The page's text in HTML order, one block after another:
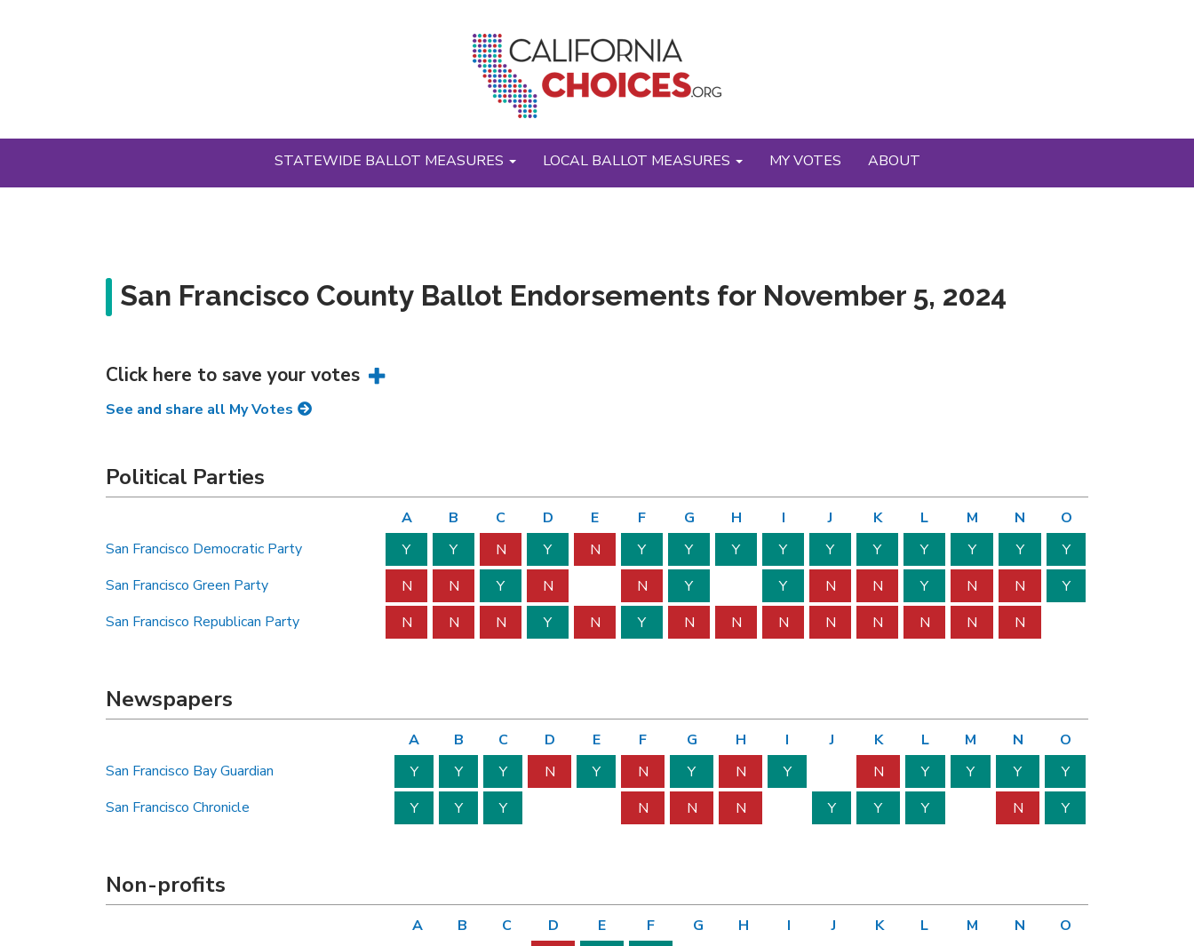
STATEWIDE BALLOT MEASURES LOCAL BALLOT MEASURES MY VOTES ABOUT
San Francisco County Ballot Endorsements for November 5, 2024
Click here to save your votes
See and share all My Votes
Political Parties
A B C D E F G H I J K L M N
O
San Francisco Democratic Party
Y Y N Y N Y Y Y Y Y Y Y Y Y
Y
San Francisco Green Party
N N Y N N Y Y N N Y N N
Y
San Francisco Republican Party
N N N Y N Y N N N N N N N N
Newspapers
A B C D E F G H I J K L M N
O
San Francisco Bay Guardian
Y Y Y N Y N Y N Y N Y Y Y
Y
San Francisco Chronicle
Y Y Y N N N Y Y Y N Y
Non-profits
A B C D E F G H I J K L M N
O